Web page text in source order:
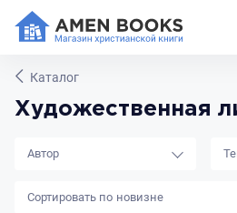
Каталог
Художественная
Автор
новизне